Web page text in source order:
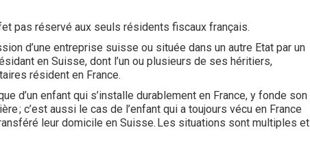
pas réservé aux seuls résidents fiscaux français.
d’une entreprise suisse ou située dans un autre Etat par un
en Suisse, dont l’un ou plusieurs de ses héritiers,
résident en France.
d’un enfant qui s’installe durablement en France, y fonde son
; c’est aussi le cas de l’enfant qui a toujours vécu en France
leur domicile en Suisse. Les situations sont multiples et